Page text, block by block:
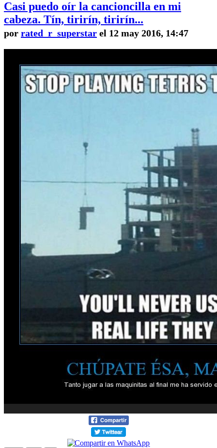
Casi puedo oír la cancioncilla en mi
cabeza. Tín, tirirín, tirirín...
por rated_r_superstar el 12 may 2016, 14:47